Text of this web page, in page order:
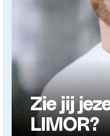
Zie jij
LIMOR?